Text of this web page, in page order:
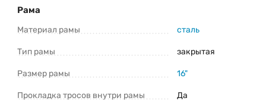
комплектацию товара предварительно не уведомляя продавцов и
потребителей. Прежде чем купить Greenland Formula 26 7S (2025) уточните
Рама
Материал рамы сталь
Тип рамы закрытая
Размер рамы 16"
Прокладка тросов внутри рамы Да